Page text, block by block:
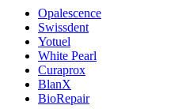
Opalescence
Swissdent
Yotuel
White Pearl
Curaprox
BlanX
BioRepair